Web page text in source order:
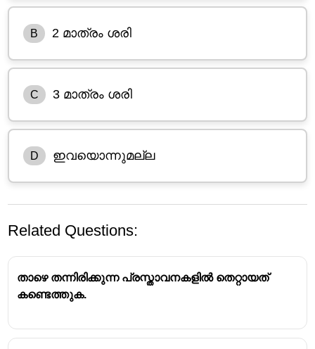
B 2 മാത്രം ശരി
C 3 മാത്രം ശരി
D ഇവയൊന്നുമല്ല
Related Questions:
താഴെ തന്നിരിക്കുന്ന പ്രസ്താവനകളിൽ തെറ്റായത്
കണ്ടെത്തുക.